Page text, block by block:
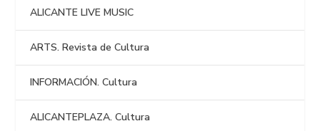
ALICANTE LIVE MUSIC
ARTS. Revista de Cultura
INFORMACIÓN. Cultura
ALICANTEPLAZA. Cultura